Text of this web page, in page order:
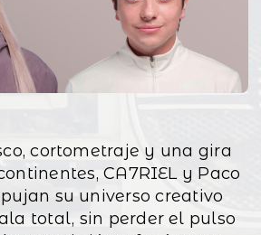
cortometraje y una gira
CA7RIEL y Paco
su universo creativo
total, sin perder el pulso